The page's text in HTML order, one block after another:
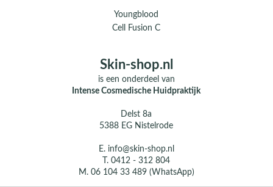
Youngblood
Cell Fusion C
Skin-shop.nl
is een onderdeel van
Intense Cosmedische Huidpraktijk
Delst 8a
5388 EG Nistelrode
E. info@skin-shop.nl
T.0412 - 312 804
M. 06 104 33 489 (WhatsApp)